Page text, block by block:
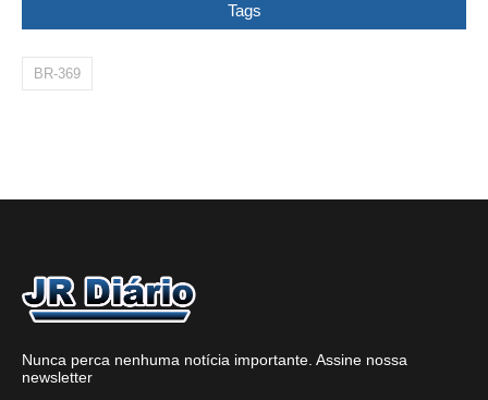
Tags
BR-369
Nunca perca nenhuma notícia importante. Assine nossa
newsletter